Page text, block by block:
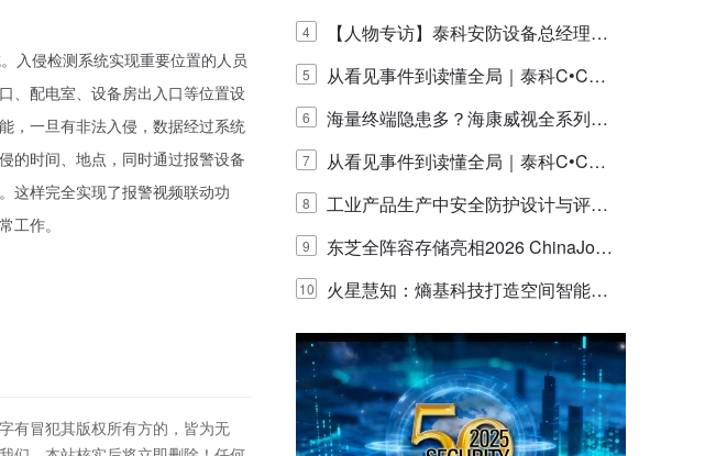
入侵检测系统实现重要位置的人员
、配电室、设备房出入口等位置设
， 一旦有非法入侵，数据经过系统
的时间、地点，同时通过报警设备
这样完全实现了报警视频联动功
工作。
有冒犯其版权所有方的，皆为无
里绿波网
4
【人物专访】泰科安防设备总经理张
宁解码安防出海新范式
5
从看见事件到读懂全局｜泰科C•CUR
E IQ 3.20开启安防运营智能新时代
6
海量终端隐患多？海康威视全系列物
联安全产品，四层守护更放心！
7
从看见事件到读懂全局｜泰科C•CUR
E IQ 3.20开启安防运营智能新时代
8
工业产品生产中安全防护设计与评估
的实践与探讨
9
东芝全阵容存储亮相2026 ChinaJo
y，以海量数据底座赋能“与AI同游”新
体验
10
火星慧知：熵基科技打造空间智能时
代的认知中枢